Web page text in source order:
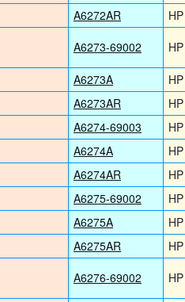
A6272AR
HP
A6273-69002
HP
A6273A
HP
A6273AR
HP
A6274-69003
HP
A6274A
HP
A6274AR
HP
A6275-69002
HP
A6275A
HP
A6275AR
HP
A6276-69002
HP